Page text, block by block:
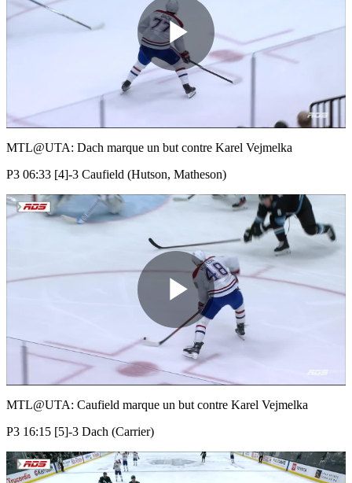
Play
Video
MTL@UTA: Dach marque un but contre Karel Vejmelka
P3 06:33 [4]-3 Caufield (Hutson, Matheson)
Play
Video
MTL@UTA: Caufield marque un but contre Karel Vejmelka
P3 16:15 [5]-3 Dach (Carrier)